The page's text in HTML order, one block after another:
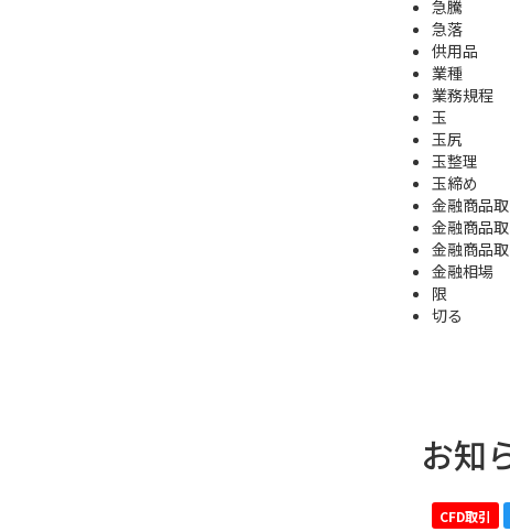
急騰
急落
供用品
業種
業務規程
玉
玉尻
玉整理
玉締め
金融商品
金融商品
金融商品
金融相場
限
切る
お知
CFD取引